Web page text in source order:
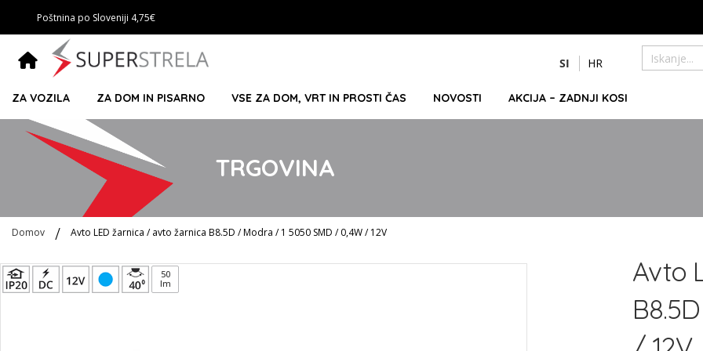
Poštnina po Sloveniji 4,75€
na
SI HR
ZA VOZILA ZA DOM IN PISARNO VSE ZA DOM, VRT IN PROSTI ČAS NOVOSTI AKCIJA – ZADNJI KOSI
TRGOVINA
Domov Avto LED žarnica / avto žarnica B8.5D / Modra / 1 5050 SMD / 0,4W / 12V
Preskoči
na
50
lm
Avto